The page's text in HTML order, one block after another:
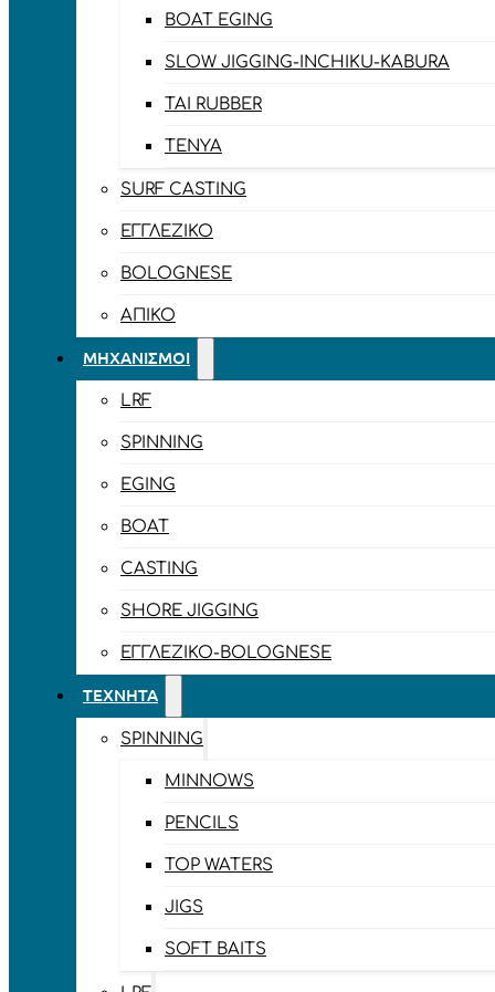
BOAT EGING
SLOW JIGGING-INCHIKU-KABURA
TAI RUBBER
TENYA
SURF CASTING
ΕΓΓΛΈΖΙΚΟ
BOLOGNESE
ΑΠΊΚΟ
ΜΗΧΑΝΙΣΜΟΊ
LRF
SPINNING
EGING
BOAT
CASTING
SHORE JIGGING
ΕΓΓΛΈΖΙΚΟ-BOLOGNESE
ΤΕΧΝΗΤΆ
SPINNING
MINNOWS
PENCILS
TOP WATERS
JIGS
SOFT BAITS